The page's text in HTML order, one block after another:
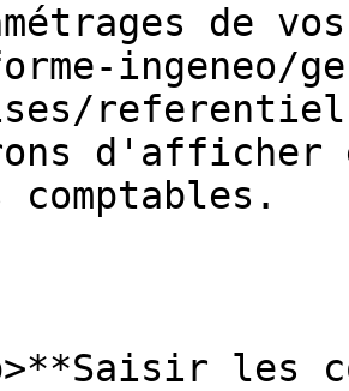
de
ingeneo/
d'afficher
comptables.
les